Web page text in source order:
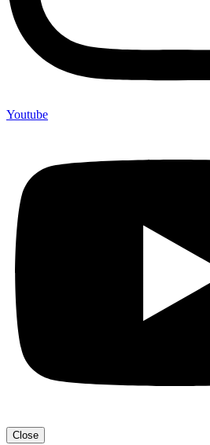
Youtube
Close